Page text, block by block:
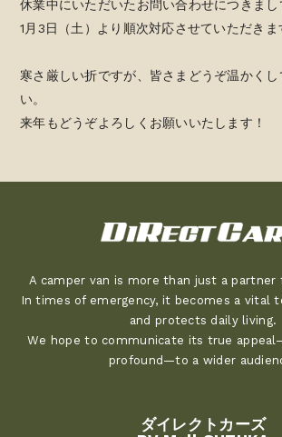
休業中にいただいたお問い合わせにつきまし
1月3日（土）より順次対応させていただきま
寒さ厳しい折ですが、皆さまどうぞ温かくし
い。
来年もどうぞよろしくお願いいたします！
A camper van is more than just a partner
In times of emergency, it becomes a vital
and protects daily living.
We hope to communicate its true
profound—to a wider
ダイレクトカーズ